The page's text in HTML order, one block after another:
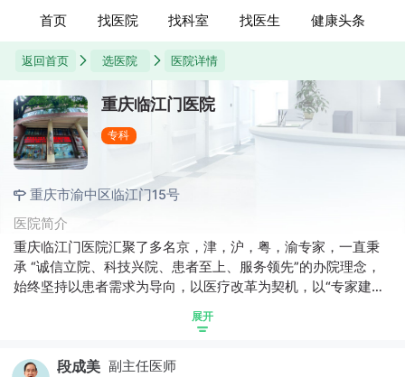
首页 找医院 找科室 找医生 健康头条
返回首页 选医院 医院详情
重庆临江门医院
专科
重庆市渝中区临江门15号
医院简介
重庆临江门医院汇聚了多名京，津，沪，粤，渝专家，一直秉
承 “诚信立院、科技兴院、患者至上、服务领先”的办院理念，
始终坚持以患者需求为导向，以医疗改革为契机，以“专家建名
方针，大胆开拓，不断创新，以三甲医院的技术强势、社区医
病的医院，以实际行动从根本上改变人民群众“看病难、看病
展开
段成美 副主任医师